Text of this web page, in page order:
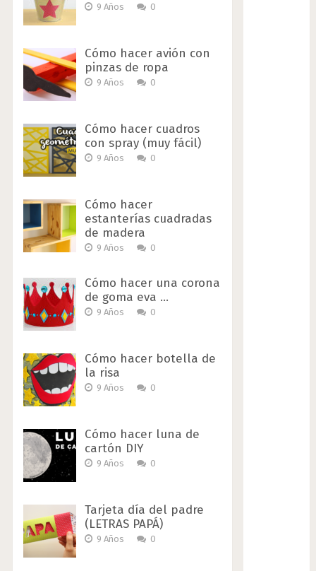
9 Años 0
Cómo hacer avión con
pinzas de ropa
9 Años 0
Cómo hacer cuadros
con spray (muy fácil)
9 Años 0
Cómo hacer
estanterías cuadradas
de madera
9 Años 0
Cómo hacer una corona
de goma eva …
9 Años 0
Cómo hacer botella de
la risa
9 Años 0
Cómo hacer luna de
cartón DIY
9 Años 0
Tarjeta día del padre
(LETRAS PAPÁ)
9 Años 0